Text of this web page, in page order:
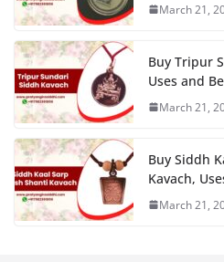
March 21,
Buy Tripur
Uses and
March 21,
Buy Siddh
Kavach,
March 21,